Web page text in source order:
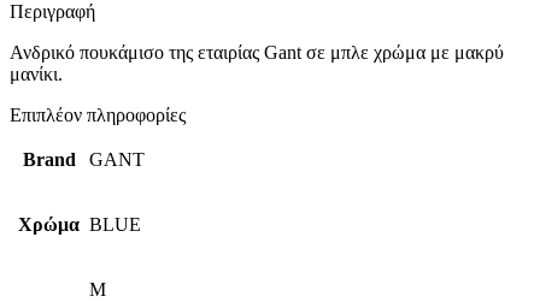
Περιγραφή
Ανδρικό πουκάμισο της εταιρίας Gant σε μπλε χρώμα με μακρύ
μανίκι.
Επιπλέον πληροφορίες
Brand GANT
Χρώμα BLUE
M